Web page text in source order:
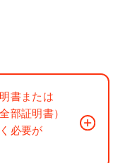
書または
部証明書）
必要が